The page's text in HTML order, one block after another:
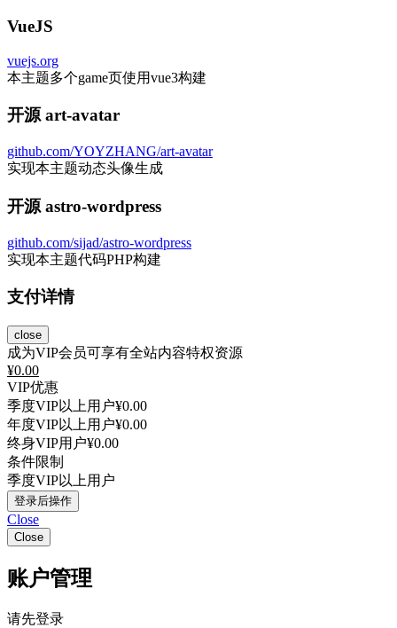
VueJS
vuejs.org
本主题多个game页使用vue3构建
开源 art-avatar
github.com/YOYZHANG/art-avatar
实现本主题动态头像生成
开源 astro-wordpress
github.com/sijad/astro-wordpress
实现本主题代码PHP构建
支付详情
close
成为VIP会员可享有全站内容特权资源
¥0.00
VIP优惠
季度VIP以上用户¥0.00
年度VIP以上用户¥0.00
终身VIP用户¥0.00
条件限制
季度VIP以上用户
登录后操作
Close
Close
账户管理
请先登录